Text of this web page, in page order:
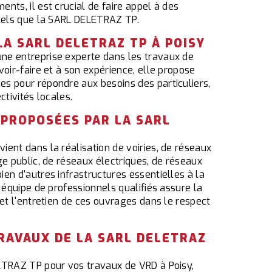
il est crucial de faire appel à des
que la SARL DELETRAZ TP.
SARL DELETRAZ TP À POISY
entreprise experte dans les travaux de
faire et à son expérience, elle propose
pour répondre aux besoins des particuliers,
locales.
PAR LA SARL
dans la réalisation de voiries, de réseaux
public, de réseaux électriques, de réseaux
d'autres infrastructures essentielles à la
de professionnels qualifiés assure la
l'entretien de ces ouvrages dans le respect
DE LA SARL DELETRAZ
TP pour vos travaux de VRD à Poisy,